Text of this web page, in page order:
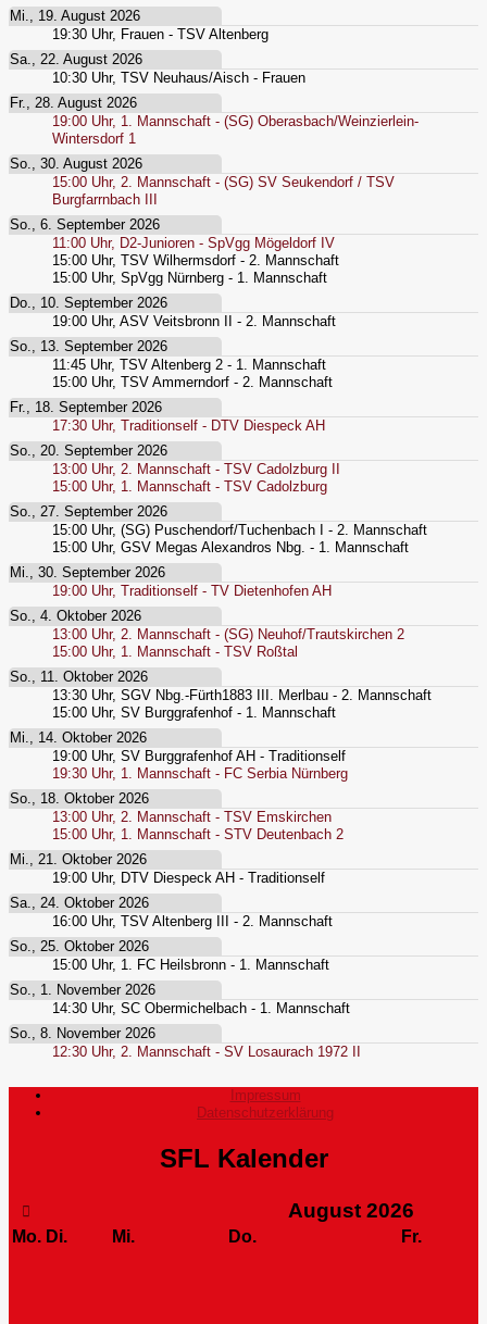
Mi., 19. August 2026
19:30 Uhr, Frauen - TSV Altenberg
Sa., 22. August 2026
10:30 Uhr, TSV Neuhaus/Aisch - Frauen
Fr., 28. August 2026
19:00 Uhr, 1. Mannschaft - (SG) Oberasbach/Weinzierlein-
Wintersdorf 1
So., 30. August 2026
15:00 Uhr, 2. Mannschaft - (SG) SV Seukendorf / TSV
Burgfarrnbach III
So., 6. September 2026
11:00 Uhr, D2-Junioren - SpVgg Mögeldorf IV
15:00 Uhr, TSV Wilhermsdorf - 2. Mannschaft
15:00 Uhr, SpVgg Nürnberg - 1. Mannschaft
Do., 10. September 2026
19:00 Uhr, ASV Veitsbronn II - 2. Mannschaft
So., 13. September 2026
11:45 Uhr, TSV Altenberg 2 - 1. Mannschaft
15:00 Uhr, TSV Ammerndorf - 2. Mannschaft
Fr., 18. September 2026
17:30 Uhr, Traditionself - DTV Diespeck AH
So., 20. September 2026
13:00 Uhr, 2. Mannschaft - TSV Cadolzburg II
15:00 Uhr, 1. Mannschaft - TSV Cadolzburg
So., 27. September 2026
15:00 Uhr, (SG) Puschendorf/Tuchenbach I - 2. Mannschaft
15:00 Uhr, GSV Megas Alexandros Nbg. - 1. Mannschaft
Mi., 30. September 2026
19:00 Uhr, Traditionself - TV Dietenhofen AH
So., 4. Oktober 2026
13:00 Uhr, 2. Mannschaft - (SG) Neuhof/Trautskirchen 2
15:00 Uhr, 1. Mannschaft - TSV Roßtal
So., 11. Oktober 2026
13:30 Uhr, SGV Nbg.-Fürth1883 III. Merlbau - 2. Mannschaft
15:00 Uhr, SV Burggrafenhof - 1. Mannschaft
Mi., 14. Oktober 2026
19:00 Uhr, SV Burggrafenhof AH - Traditionself
19:30 Uhr, 1. Mannschaft - FC Serbia Nürnberg
So., 18. Oktober 2026
13:00 Uhr, 2. Mannschaft - TSV Emskirchen
15:00 Uhr, 1. Mannschaft - STV Deutenbach 2
Mi., 21. Oktober 2026
19:00 Uhr, DTV Diespeck AH - Traditionself
Sa., 24. Oktober 2026
16:00 Uhr, TSV Altenberg III - 2. Mannschaft
So., 25. Oktober 2026
15:00 Uhr, 1. FC Heilsbronn - 1. Mannschaft
So., 1. November 2026
14:30 Uhr, SC Obermichelbach - 1. Mannschaft
So., 8. November 2026
12:30 Uhr, 2. Mannschaft - SV Losaurach 1972 II
Impressum
Datenschutzerklärung
SFL Kalender
August 2026
Mo. Di. Mi. Do. Fr.